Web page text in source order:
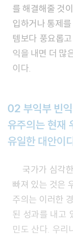
를 해결해줄 것
입하거나 통제
템보다 풍요롭
익을 내면 더 많
이다.
02 부익부 빈
유주의는 현재
유일한 대안이
국가가 심각한 재정 위기에 시달리며 저성장 경향에
빠져 있는 것은
주의는 이러한
된 성과를 내고
민도 산다. 우리